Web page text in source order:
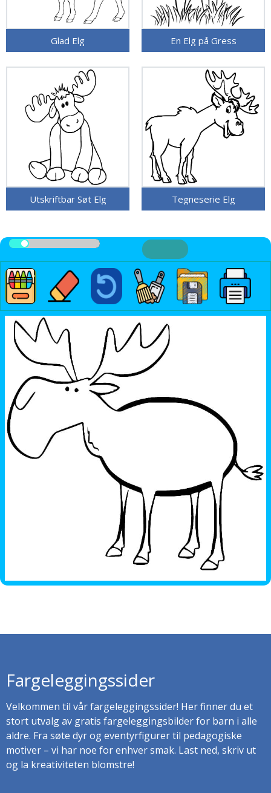
Glad Elg En Elg på Gress
Utskriftbar Søt Elg Tegneserie Elg
Fargeleggingssider
Velkommen til vår fargeleggingssider! Her finner du et
stort utvalg av gratis fargeleggingsbilder for barn i alle
aldre. Fra søte dyr og eventyrfigurer til pedagogiske
motiver – vi har noe for enhver smak. Last ned, skriv ut
og la kreativiteten blomstre!